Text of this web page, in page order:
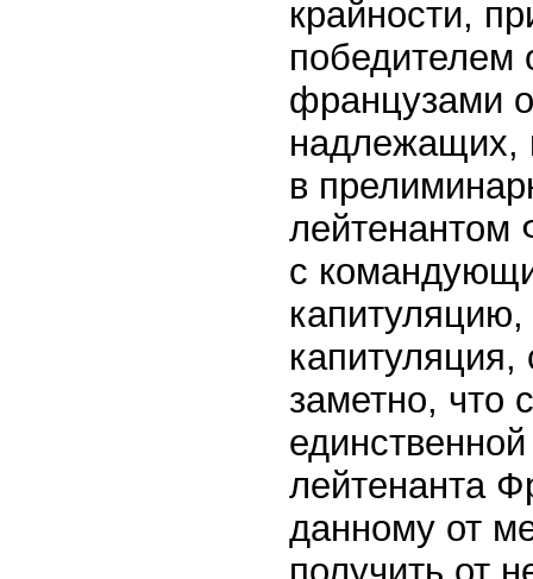
крайности,
победителем
французами
надлежащих,
в
лейтенантом
с
заметно, что
лейтенанта
данному от